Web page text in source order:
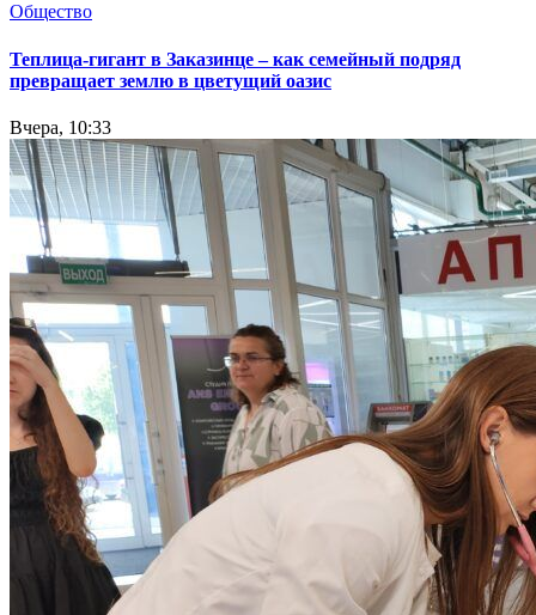
Общество
Теплица-гигант в Заказинце – как семейный подряд
превращает землю в цветущий оазис
Вчера, 10:33